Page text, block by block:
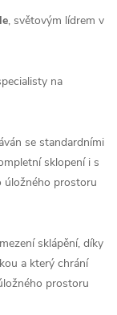
, světovým lídrem v
na
se standardními
sklopení i s
úložného prostoru
sklápění, díky
a který chrání
prostoru